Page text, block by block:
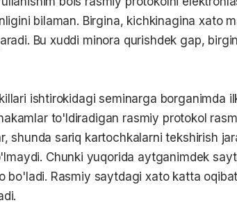
bilaman. Birgina, kichkinagina xato
Bu xuddi minora qurishdek gap,
ishtirokidagi seminarga borganimda
to'ldiradigan rasmiy protokol
shunda sariq kartochkalarni tekshirish
Chunki yuqorida aytganimdek
bo'ladi. Rasmiy saytdagi xato katta